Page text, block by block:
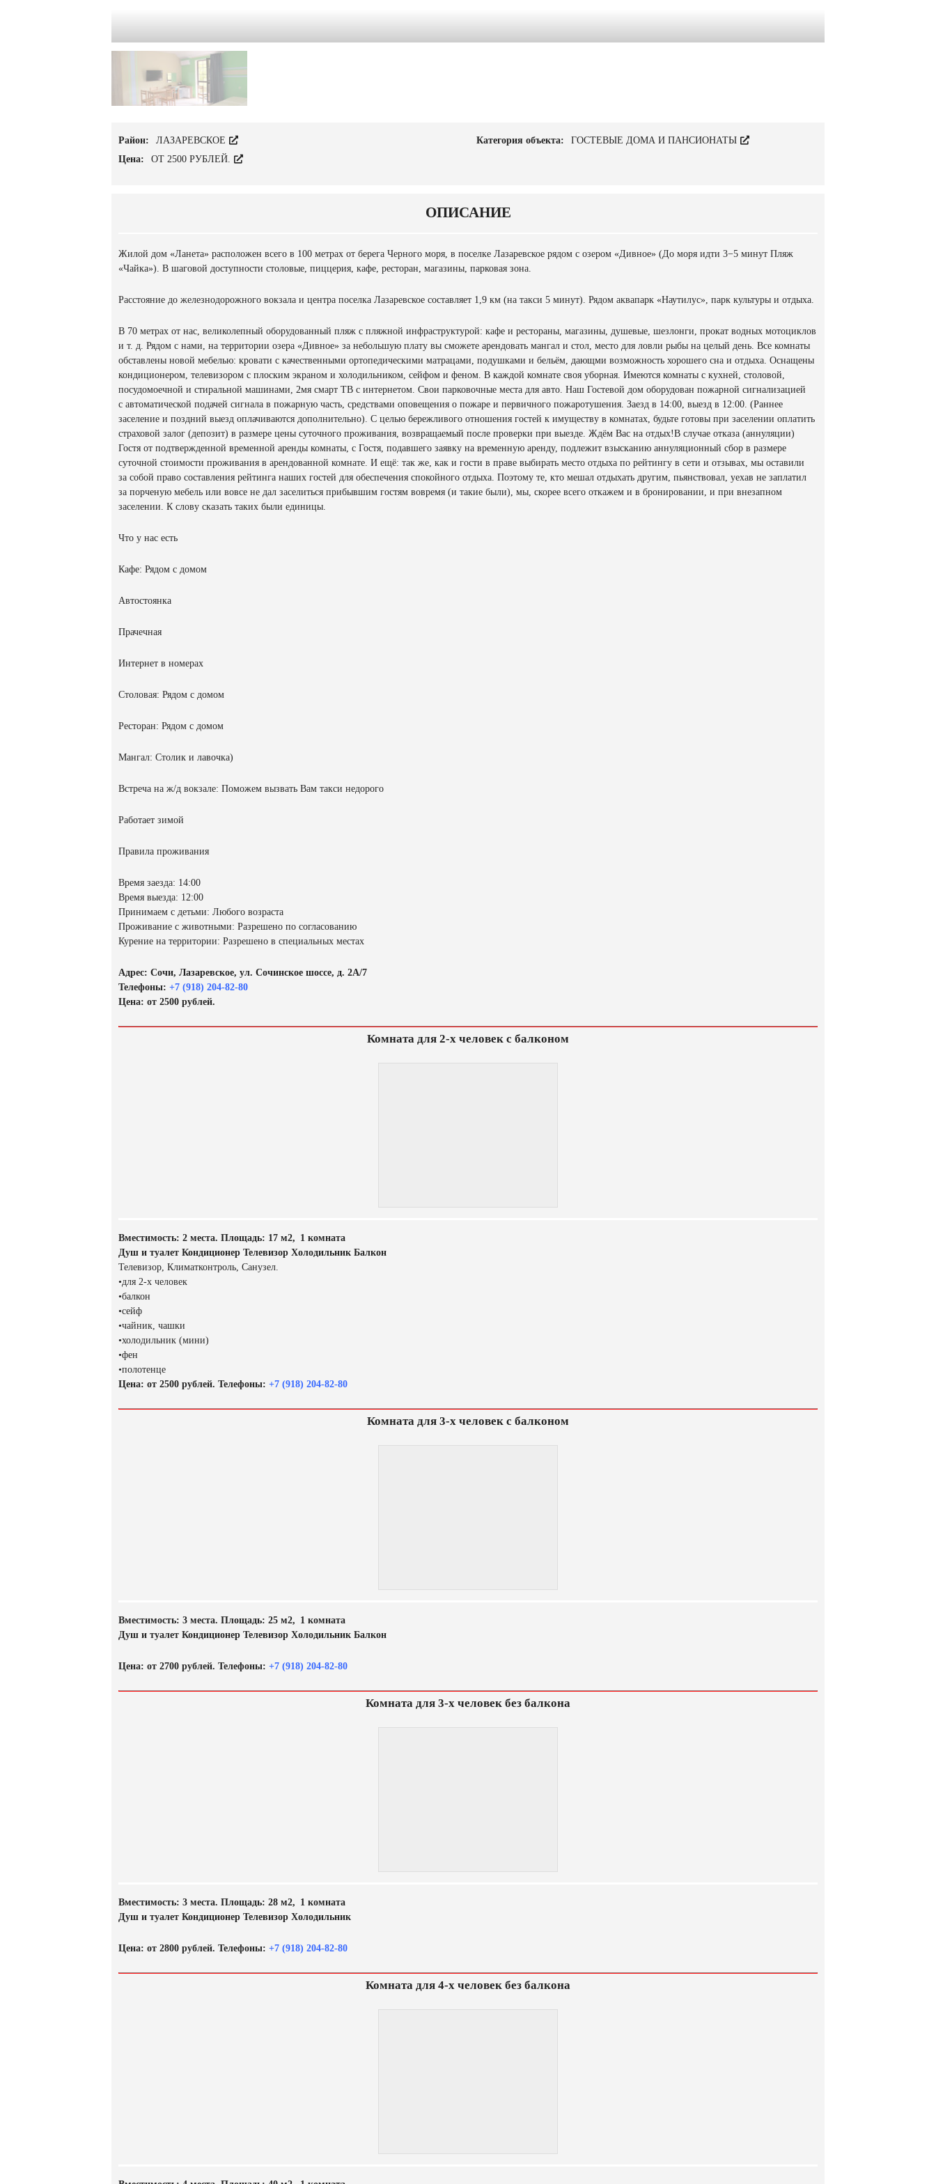
Район: ЛАЗАРЕВСКОЕ Категория объекта:
ГОСТЕВЫЕ ДОМА И ПАНСИОНАТЫ
Цена:
ОТ 2500 РУБЛЕЙ.
ОПИСАНИЕ
Жилой дом «Ланета» расположен всего в 100 метрах от берега Черного моря, в поселке Лазаревское рядом с озером «Дивное» (До моря идти 3−5 минут Пляж
«Чайка»). В шаговой доступности столовые, пиццерия, кафе, ресторан, магазины, парковая зона.
Расстояние до железнодорожного вокзала и центра поселка Лазаревское составляет 1,9 км (на такси 5 минут). Рядом аквапарк «Наутилус», парк культуры и отдыха.
В 70 метрах от нас, великолепный оборудованный пляж с пляжной инфраструктурой: кафе и рестораны, магазины, душевые, шезлонги, прокат водных мотоциклов
и т. д. Рядом с нами, на территории озера «Дивное» за небольшую плату вы сможете арендовать мангал и стол, место для ловли рыбы на целый день. Все комнаты
обставлены новой мебелью: кровати с качественными ортопедическими матрацами, подушками и бельём, дающми возможность хорошего сна и отдыха. Оснащены
кондиционером, телевизором с плоским экраном и холодильником, сейфом и феном. В каждой комнате своя уборная. Имеются комнаты с кухней, столовой,
посудомоечной и стиральной машинами, 2мя смарт ТВ с интернетом. Свои парковочные места для авто. Наш Гостевой дом оборудован пожарной сигнализацией
с автоматической подачей сигнала в пожарную часть, средствами оповещения о пожаре и первичного пожаротушения. Заезд в 14:00, выезд в 12:00. (Раннее
заселение и поздний выезд оплачиваются дополнительно). С целью бережливого отношения гостей к имуществу в комнатах, будьте готовы при заселении оплатить
страховой залог (депозит) в размере цены суточного проживания, возвращаемый после проверки при выезде. Ждём Вас на отдых!В случае отказа (аннуляции)
Гостя от подтвержденной временной аренды комнаты, с Гостя, подавшего заявку на временную аренду, подлежит взысканию аннуляционный сбор в размере
суточной стоимости проживания в арендованной комнате. И ещё: так же, как и гости в праве выбирать место отдыха по рейтингу в сети и отзывах, мы оставили
за собой право составления рейтинга наших гостей для обеспечения спокойного отдыха. Поэтому те, кто мешал отдыхать другим, пьянствовал, уехав не заплатил
за порченую мебель или вовсе не дал заселиться прибывшим гостям вовремя (и такие были), мы, скорее всего откажем и в бронировании, и при внезапном
заселении. К слову сказать таких были единицы.
Что у нас есть
Кафе: Рядом с домом
Автостоянка
Прачечная
Интернет в номерах
Столовая: Рядом с домом
Ресторан: Рядом с домом
Мангал: Столик и лавочка)
Встреча на ж/д вокзале: Поможем вызвать Вам такси недорого
Работает зимой
Правила проживания
Время заезда: 14:00
Время выезда: 12:00
Принимаем с детьми: Любого возраста
Проживание с животными: Разрешено по согласованию
Курение на территории: Разрешено в специальных местах
Адрес: Сочи, Лазаревское, ул. Сочинское шоссе, д. 2А/7
Телефоны: +7 (918) 204-82-80
Цена: от 2500 рублей.
Комната для 2-х человек с балконом
Вместимость: 2 места. Площадь: 17 м2, 1 комната
Душ и туалет Кондиционер Телевизор Холодильник Балкон
Телевизор, Климатконтроль, Санузел.
•для 2-х человек
•балкон
•сейф
•чайник, чашки
•холодильник (мини)
•фен
•полотенце
Цена: от 2500 рублей. Телефоны: +7 (918) 204-82-80
Комната для 3-х человек с балконом
Вместимость: 3 места. Площадь: 25 м2, 1 комната
Душ и туалет Кондиционер Телевизор Холодильник Балкон
Цена: от 2700 рублей. Телефоны: +7 (918) 204-82-80
Комната для 3-х человек без балкона
Вместимость: 3 места. Площадь: 28 м2, 1 комната
Душ и туалет Кондиционер Телевизор Холодильник
Цена: от 2800 рублей. Телефоны: +7 (918) 204-82-80
Комната для 4-х человек без балкона